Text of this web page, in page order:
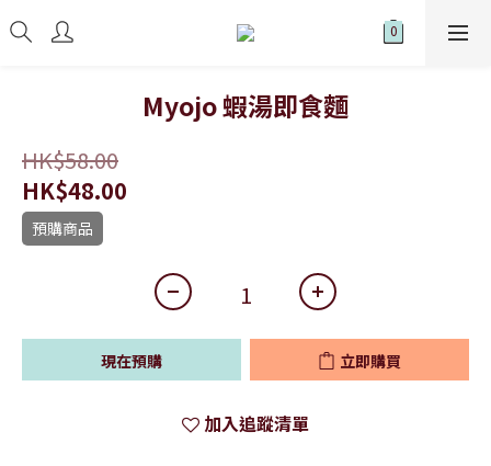
Myojo 蝦湯即食麵
HK$58.00
HK$48.00
預購商品
現在預購 立即購買
加入追蹤清單